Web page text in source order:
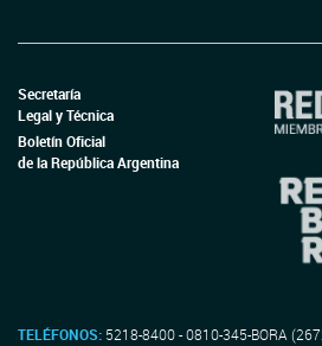
Secretaría
Legal y Técnica
Boletín Oficial
de la República Argentina
TELÉFONOS: 5218-8400 - 0810-345-BORA